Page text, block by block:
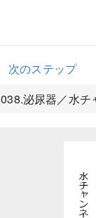
次のステップ
038.泌尿器／水チ